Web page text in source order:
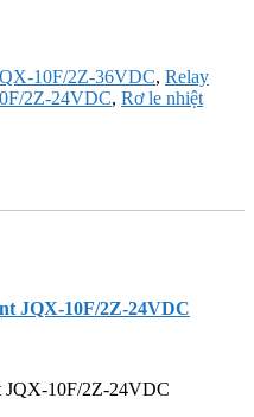
10F/2Z-36VDC, Relay
2Z-24VDC, Rơ le nhiệt
JQX-10F/2Z-24VDC
JQX-10F/2Z-24VDC